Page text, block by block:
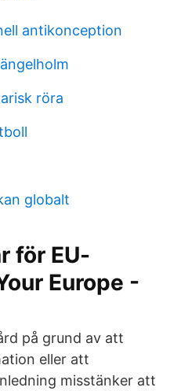
antikonception
röra
globalt
för EU-
Europe -
på grund av att
eller att
misstänker att